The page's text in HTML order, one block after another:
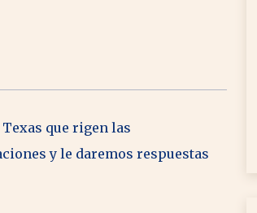
que rigen las
y le daremos respuestas